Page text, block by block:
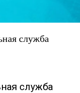
служба
служба